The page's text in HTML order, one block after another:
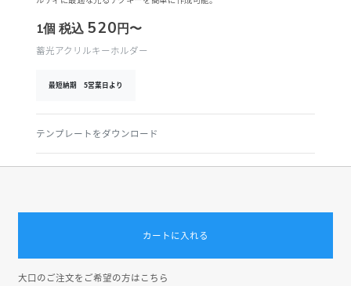
1個 税込 520円〜
蓄光アクリルキーホルダー
最短納期 5営業日より
テンプレートをダウンロード
カートに入れる
大口のご注文をご希望の方はこちら